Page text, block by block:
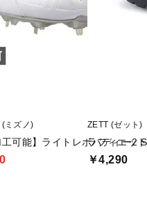
(ミズノ)
可能】ライトレボバディー2
ZETT (ゼット)
ラフィエット
￥4,290